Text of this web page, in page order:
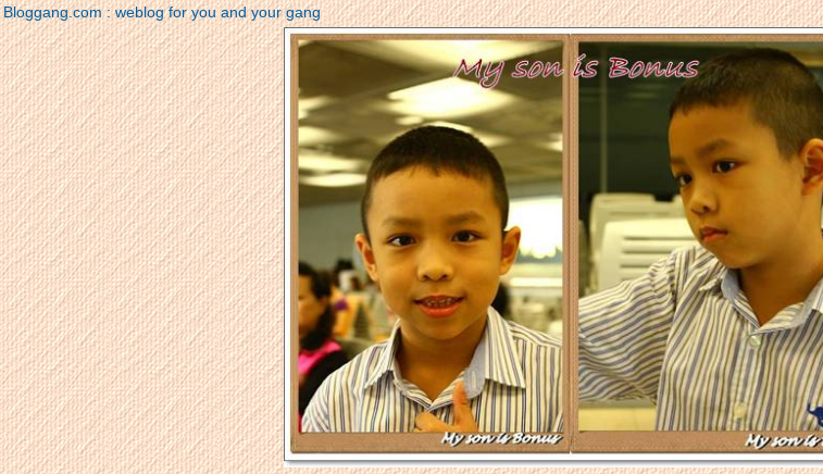
Bloggang.com : weblog for you and your gang